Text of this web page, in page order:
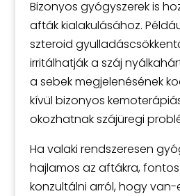
Bizonyos gyógyszerek is
afták kialakulásához.
szteroid
irritálhatják a száj
a sebek megjelenésének
kívül bizonyos
okozhatnak szájüregi
Ha valaki rendszeresen
hajlamos az aftákra,
konzultálni arról, hogy